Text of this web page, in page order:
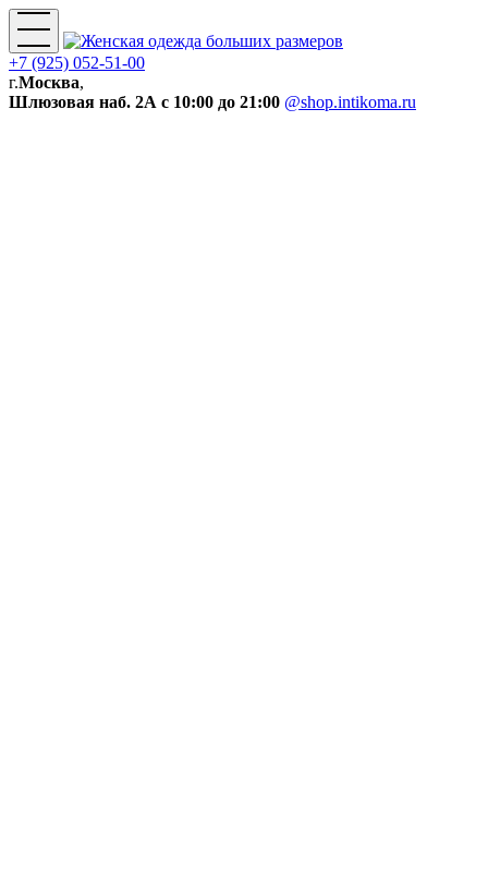
+7 (925) 052-51-00
г.Москва,
Шлюзовая наб. 2А с 10:00 до 21:00 @shop.intikoma.ru